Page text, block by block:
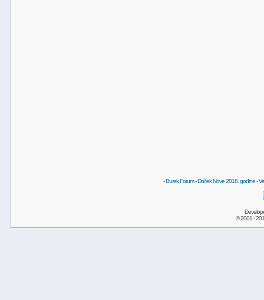
-Burek Forum-Doček Nove 2018. godine-
© 2001 -